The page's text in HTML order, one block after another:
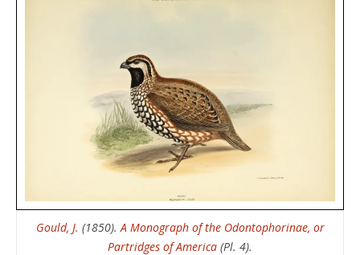
Gould, J. (1850). A Monograph of the Odontophorinae, or
Partridges of America (Pl. 4).